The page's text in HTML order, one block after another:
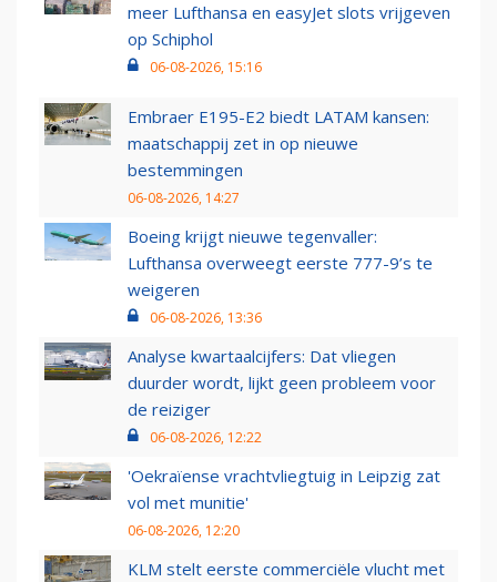
meer Lufthansa en easyJet slots vrijgeven
op Schiphol
06-08-2026, 15:16
Embraer E195-E2 biedt LATAM kansen:
maatschappij zet in op nieuwe
bestemmingen
06-08-2026, 14:27
Boeing krijgt nieuwe tegenvaller:
Lufthansa overweegt eerste 777-9’s te
weigeren
06-08-2026, 13:36
Analyse kwartaalcijfers: Dat vliegen
duurder wordt, lijkt geen probleem voor
de reiziger
06-08-2026, 12:22
'Oekraïense vrachtvliegtuig in Leipzig zat
vol met munitie'
06-08-2026, 12:20
KLM stelt eerste commerciële vlucht met